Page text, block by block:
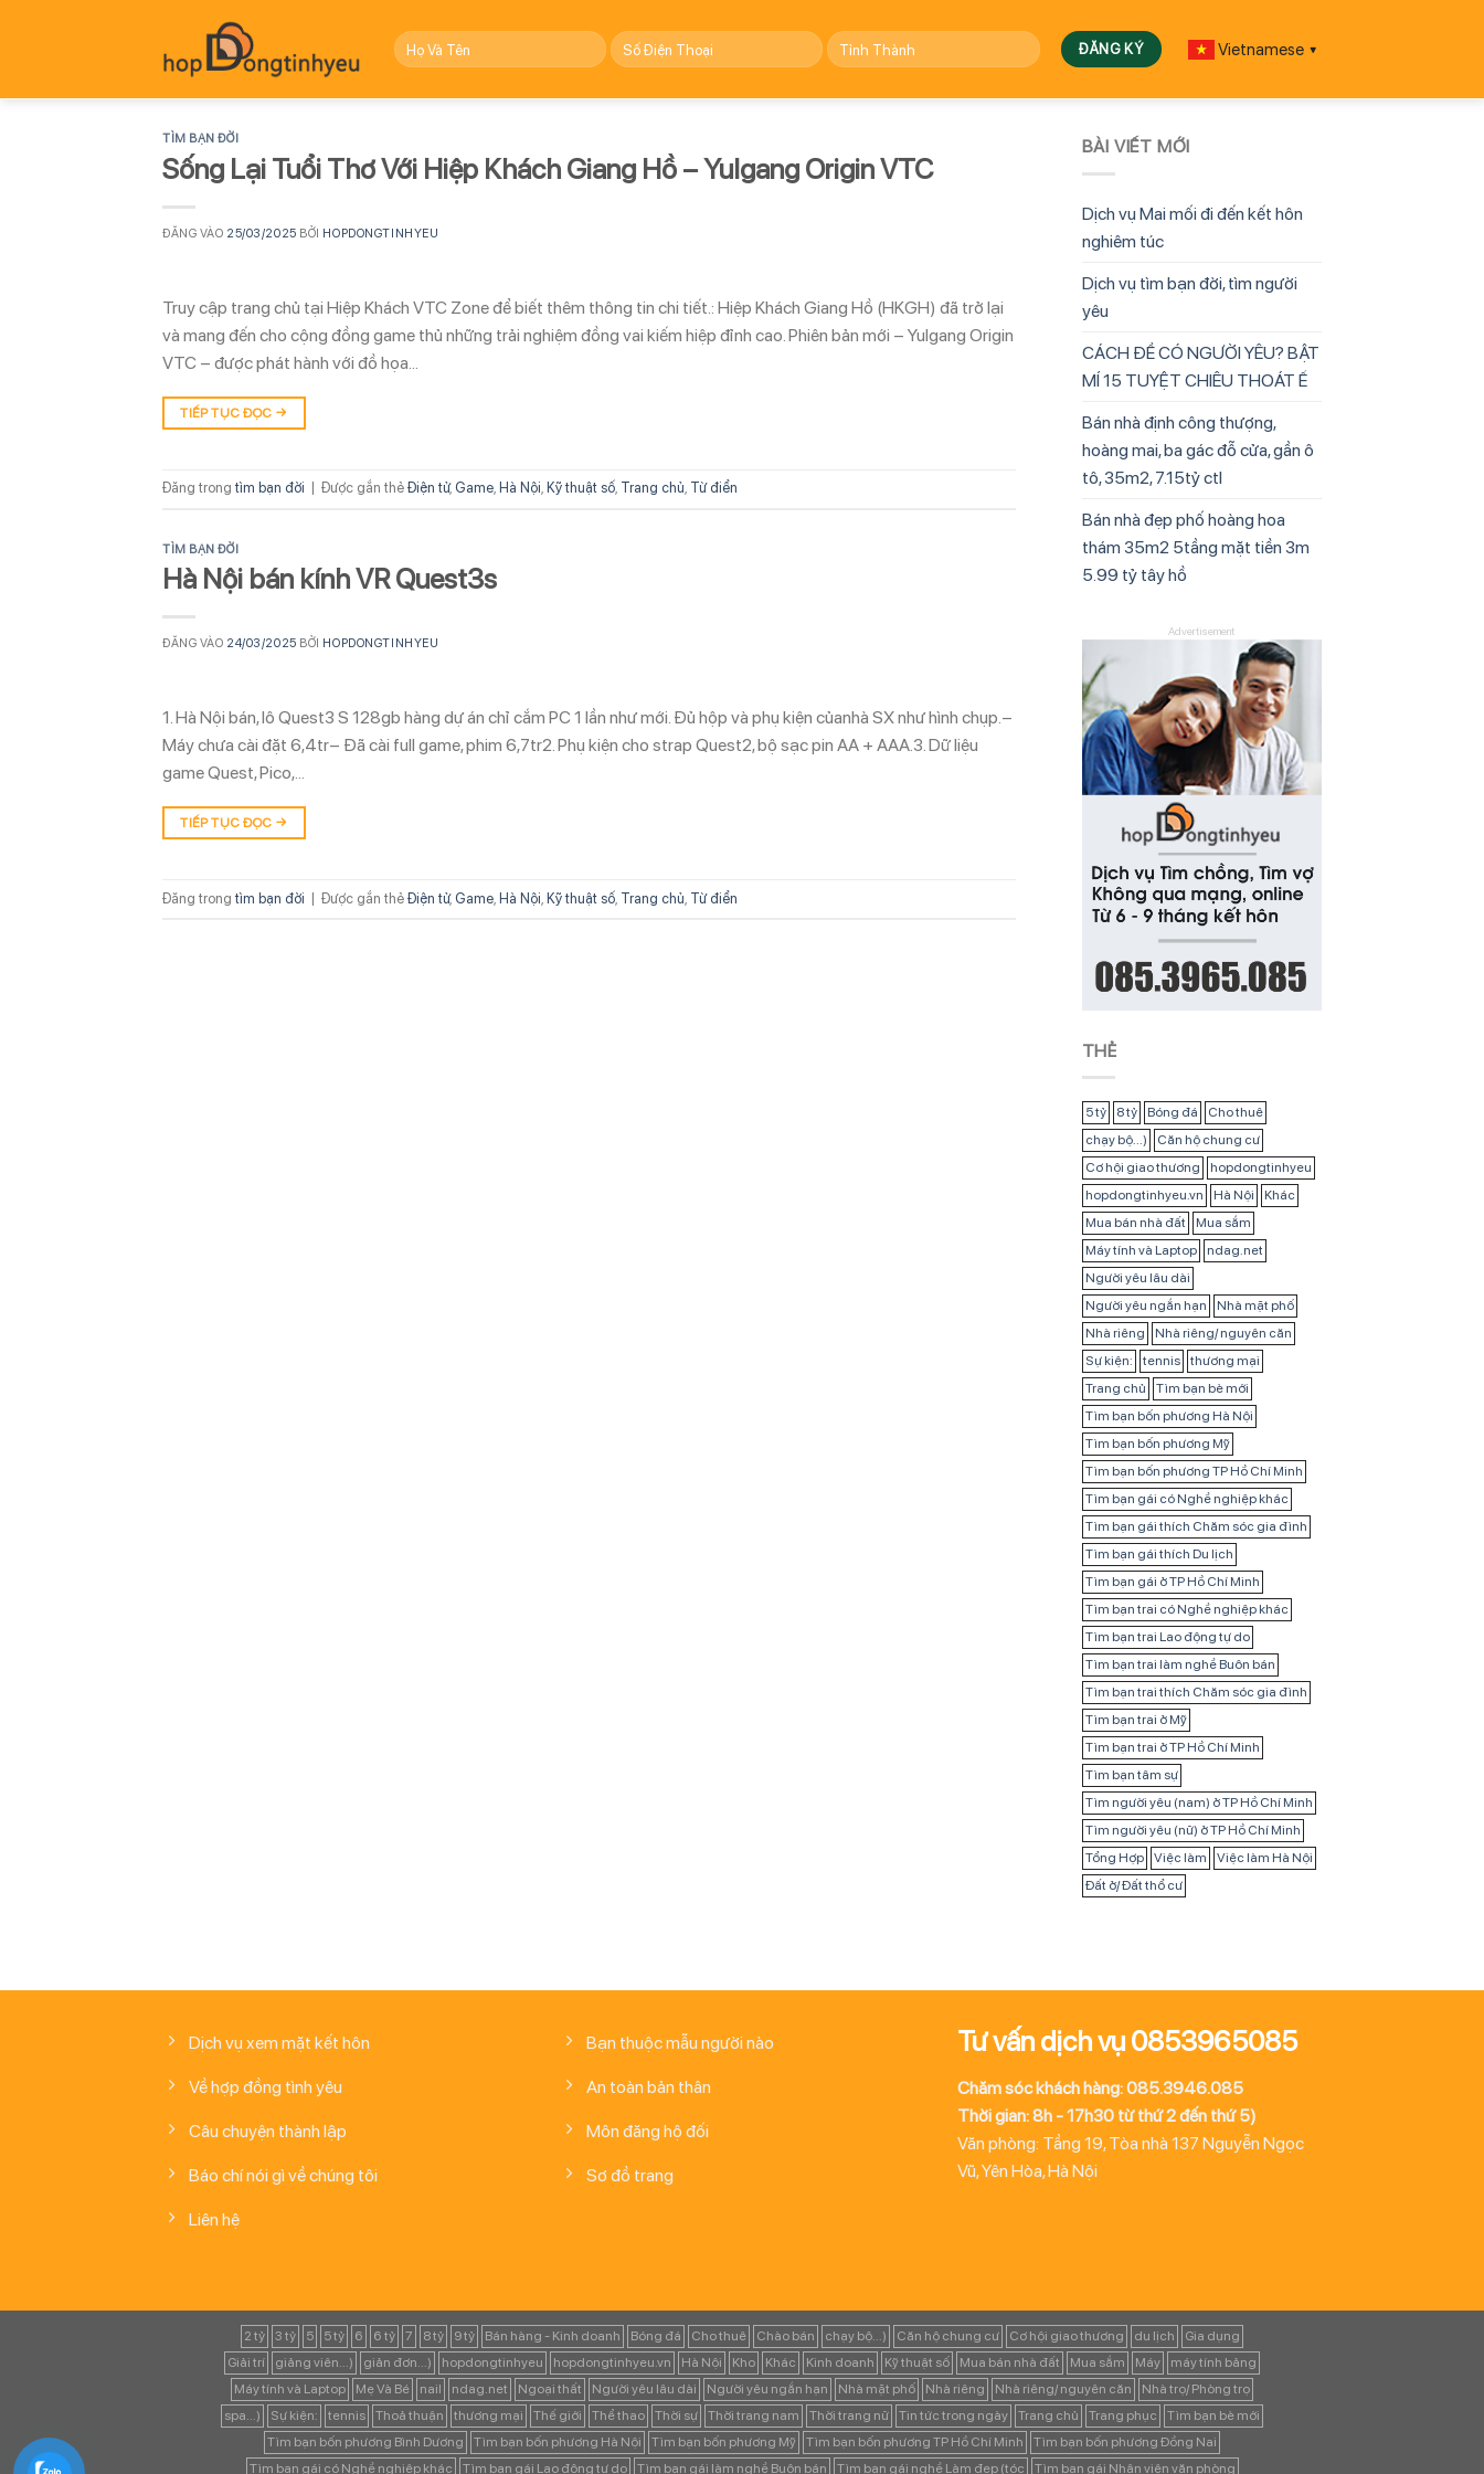
dung
Vietnamese ▼
TÌM BẠN ĐỜI
Sống Lại Tuổi Thơ Với Hiệp Khách Giang Hồ – Yulgang Origin VTC
ĐĂNG VÀO 25/03/2025 BỞI HOPDONGTINHYEU
Truy cập trang chủ tại Hiệp Khách VTC Zone để biết thêm thông tin chi tiết.: Hiệp Khách Giang Hồ (HKGH) đã trở lại
và mang đến cho cộng đồng game thủ những trải nghiệm đồng vai kiếm hiệp đỉnh cao. Phiên bản mới – Yulgang Origin
VTC – được phát hành với đồ họa…
TIẾP TỤC ĐỌC →
Đăng trong tìm bạn đời Được gắn thẻ Điện tử, Game Hà Nội Kỹ thuật số Trang chủ Từ điển
TÌM BẠN ĐỜI
Hà Nội bán kính VR Quest3s
ĐĂNG VÀO 24/03/2025 BỞI HOPDONGTINHYEU
1. Hà Nội bán, lô Quest3 S 128gb hàng dự án chỉ cắm PC 1 lần như mới. Đủ hộp và phụ kiện củanhà SX như hình chụp.–
Máy chưa cài đặt 6,4tr– Đã cài full game, phim 6,7tr2. Phụ kiện cho strap Quest2, bộ sạc pin AA + AAA.3. Dữ liệu
game Quest, Pico,…
TIẾP TỤC ĐỌC →
Đăng trong tìm bạn đời | Được gắn thẻ Điện tử, Game Hà Nội Kỹ thuật số Trang chủ Từ điển
BÀI VIẾT MỚI
Dịch vụ Mai mối đi đến kết hôn
nghiêm túc
Dịch vụ tìm bạn đời, tìm người
yêu
CÁCH ĐỂ CÓ NGƯỜI YÊU? BẬT
MÍ 15 TUYỆT CHIÊU THOÁT Ế
Bán nhà định công thượng,
hoàng mai, ba gác đỗ cửa, gần ô
tô, 35m2, 7.15tỷ ctl
Bán nhà đẹp phố hoàng hoa
thám 35m2 5tầng mặt tiền 3m
5.99 tỷ tây hồ
Advertisement
THẺ
5 tỷ 8 tỷ Bóng đá
Cho thuê
chạy bộ...)
Căn hộ chung cư
Cơ hội giao thương
hopdongtinhyeu
hopdongtinhyeu.vn
Hà Nội
Khác
Mua bán nhà đất
Mua sắm
Máy tính và Laptop
ndag.net
Người yêu lâu dài
Người yêu ngắn hạn
Nhà mặt phố
Nhà riêng
Nhà riêng/ nguyên căn
Sự kiện:
tennis
thương mại
Trang chủ
Tìm bạn bè mới
Tìm bạn bốn phương Hà Nội
Tìm bạn bốn phương Mỹ
Tìm bạn bốn phương TP Hồ Chí Minh
Tìm bạn gái có Nghề nghiệp khác
Tìm bạn gái thích Chăm sóc gia đình
Tìm bạn gái thích Du lịch
Tìm bạn gái ở TP Hồ Chí Minh
Tìm bạn trai có Nghề nghiệp khác
Tìm bạn trai Lao động tự do
Tìm bạn trai làm nghề Buôn bán
Tìm bạn trai thích Chăm sóc gia đình
Tìm bạn trai ở Mỹ
Tìm bạn trai ở TP Hồ Chí Minh
Tìm bạn tâm sự
Tìm người yêu (nam) ở TP Hồ Chí Minh
Tìm người yêu (nữ) ở TP Hồ Chí Minh
Tổng Hợp
Việc làm
Việc làm Hà Nội
Đất ở/ Đất thổ cư
Dịch vụ xem mặt kết hôn
Về hợp đồng tình yêu
Câu chuyện thành lập
Báo chí nói gì về chúng tôi
Liên hệ
Bạn thuộc mẫu người nào
An toàn bản thân
Môn đăng hộ đối
Sơ đồ trang
Tư vấn dịch vụ 0853965085
Chăm sóc khách hàng: 085.3946.085
Thời gian: 8h - 17h30 từ thứ 2 đến thứ 5)
Văn phòng: Tầng 19, Tòa nhà 137 Nguyễn Ngọc
Vũ, Yên Hòa, Hà Nội
2 tỷ 3 tỷ 5 5 tỷ 6 6 tỷ 7 8 tỷ 9 tỷ Bán hàng - Kinh doanh Bóng đá Cho thuê Chào bán chạy bộ...) Căn hộ chung cư Cơ hội giao thương du lịch
Gia dụng
Giải trí
giảng viên...) giản đơn...) hopdongtinhyeu hopdongtinhyeu.vn Hà Nội Kho Khác Kinh doanh Kỹ thuật số Mua bán nhà đất Mua sắm Máy
máy tính bảng
Máy tính và Laptop
Mẹ Và Bé nail ndag.net Ngoại thất Người yêu lâu dài Người yêu ngắn hạn Nhà mặt phố Nhà riêng Nhà riêng/ nguyên căn
Nhà trọ/ Phòng trọ
spa...)
Sự kiện: tennis Thoả thuận thương mại Thế giới Thể thao Thời sự Thời trang nam Thời trang nữ Tin tức trong ngày Trang chủ Trang phục
Tìm bạn bè mới
Tìm bạn bốn phương Bình Dương
Tìm bạn bốn phương Hà Nội Tìm bạn bốn phương Mỹ Tìm bạn bốn phương TP Hồ Chí Minh
Tìm bạn bốn phương Đồng Nai
Tìm bạn gái có Nghề nghiệp khác
Tìm bạn gái Lao động tự do Tìm bạn gái làm nghề Buôn bán Tìm bạn gái nghề Làm đẹp (tóc Tìm bạn gái Nhân viên văn phòng